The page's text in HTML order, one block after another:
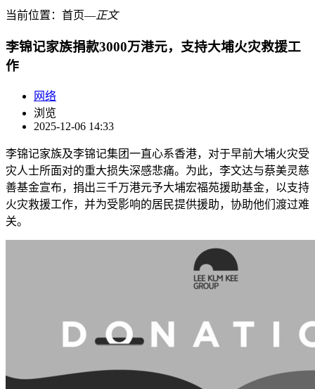
当前位置： 首页―正文
李锦记家族捐款3000万港元，支持大埔火灾救援工
作
网络
浏览
2025-12-06 14:33
李锦记家族及李锦记集团一直心系香港，对于早前大埔火灾受
灾人士所面对的重大损失深感悲痛。为此，李文达与蔡美灵慈
善基金宣布，捐出三千万港元予大埔宏福苑援助基金，以支持
火灾救援工作，并为受影响的居民提供援助，协助他们渡过难
关。